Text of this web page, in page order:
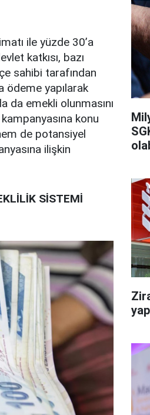
ile yüzde 30’a
katkısı, bazı
sahibi tarafından
yapılarak
da emekli olunmasını
konu
de potansiyel
ilişkin
SİSTEMİ